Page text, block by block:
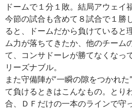
ドームで１分１敗。結局アウェイ
今節の試合も含めて８試合で１勝
ると、ドームだから負けていると
ム力が落ちてきたか、他のチーム
て、コンサドーレが勝てなくなっ
リーズナブル。
また守備陣が“一瞬の隙をつかれた
て負けるときはこんなもの。とり
合、ＤＦだけの一本のラインで守